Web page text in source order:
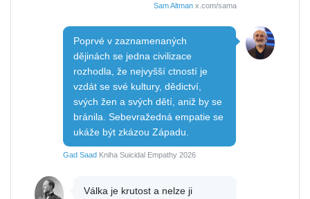
Sam Altman x.com/sama
Poprvé v zaznamenaných
dějinách se jedna civilizace
rozhodla, že nejvyšší ctností je
vzdát se své kultury, dědictví,
svých žen a svých dětí, aniž by se
bránila. Sebevražedná empatie se
ukáže být zkázou Západu.
Gad Saad Kniha Suicidal Empathy 2026
Válka je krutost a nelze ji